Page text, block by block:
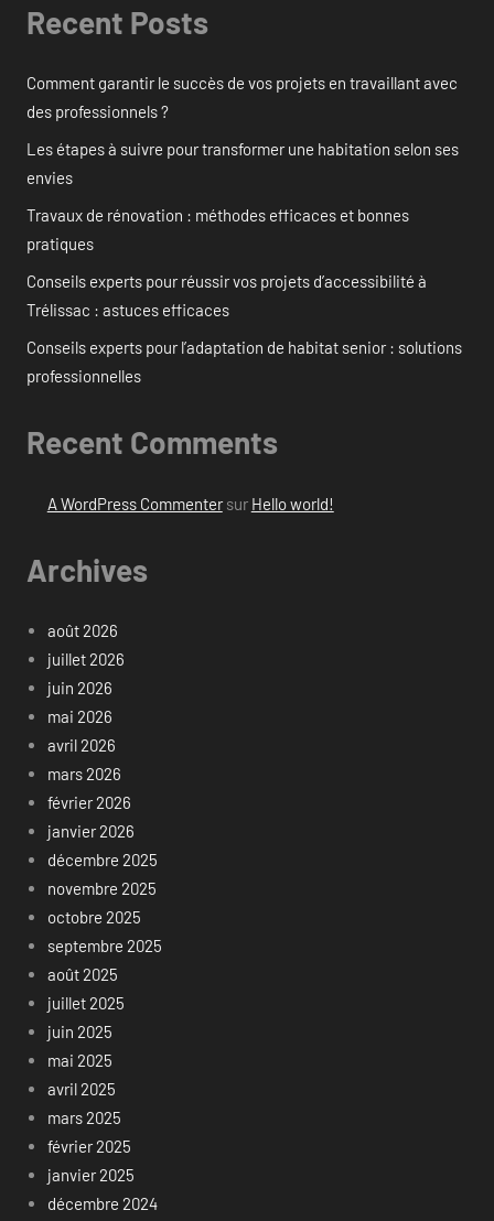
Recent Posts
Comment garantir le succès de vos projets en travaillant avec
des professionnels ?
Les étapes à suivre pour transformer une habitation selon ses
envies
Travaux de rénovation : méthodes efficaces et bonnes
pratiques
Conseils experts pour réussir vos projets d’accessibilité à
Trélissac : astuces efficaces
Conseils experts pour l’adaptation de habitat senior : solutions
professionnelles
Recent Comments
A WordPress Commentersur Hello world!
Archives
août 2026
juillet 2026
juin 2026
mai 2026
avril 2026
mars 2026
février 2026
janvier 2026
décembre 2025
novembre 2025
octobre 2025
septembre 2025
août 2025
juillet 2025
juin 2025
mai 2025
avril 2025
mars 2025
février 2025
janvier 2025
décembre 2024